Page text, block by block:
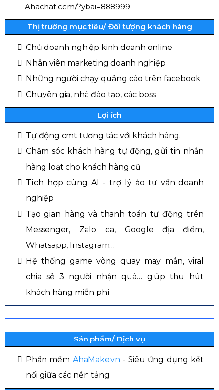
Ahachat.com/?ybai=888999
Thị trường mục tiêu/ Đối tượng khách hàng
Chủ doanh nghiệp kinh doanh online
Nhân viên marketing doanh nghiệp
Những người chạy quảng cáo trên facebook
Chuyên gia, nhà đào tạo, các boss
Lợi ích
Tự động cmt tương tác với khách hàng.
Chăm sóc khách hàng tự động, gửi tin nhắn
hàng loạt cho khách hàng cũ
Tích hợp cùng AI - trợ lý ảo tư vấn doanh
nghiệp
Tạo gian hàng và thanh toán tự động trên
Messenger, Zalo oa, Google địa điểm,
Whatsapp, Instagram…
Hệ thống game vòng quay may mắn, viral
chia sẻ 3 người nhận quà… giúp thu hút
khách hàng miễn phí
Sản phẩm/ Dịch vụ
Phần mềm AhaMake.vn - Siêu ứng dụng kết
nối giữa các nền tảng